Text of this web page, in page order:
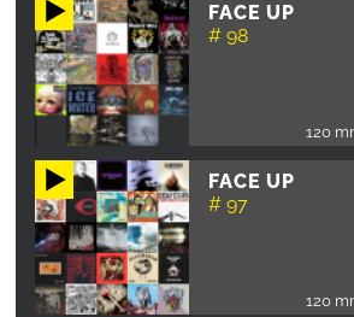
FACE UP
# 98
120
FACE UP
# 97
120